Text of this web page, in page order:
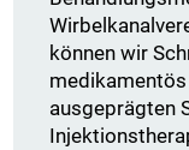
können wir
ausgeprägten